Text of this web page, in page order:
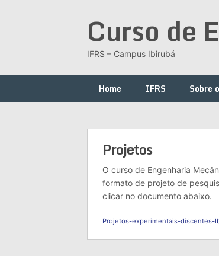
Curso de
IFRS – Campus Ibirubá
Home IFRS Sobre
Projetos
O curso de Engenharia
formato de projeto de
clicar no documento abaixo.
Projetos-experimentais-discentes-